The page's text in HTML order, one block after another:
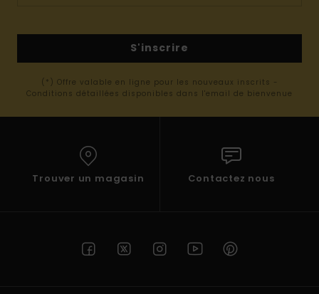
S'inscrire
(*) Offre valable en ligne pour les nouveaux inscrits -
Conditions détaillées disponibles dans l'email de bienvenue
Trouver un magasin Contactez nous